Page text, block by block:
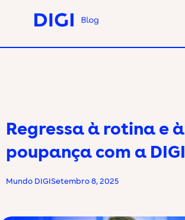
Regressa à rotina e à
poupança com a DIGI
Mundo DIGISetembro 8, 2025